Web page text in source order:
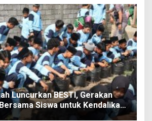
Luncurkan BESTI, Gerakan
Siswa untuk Kendalikan